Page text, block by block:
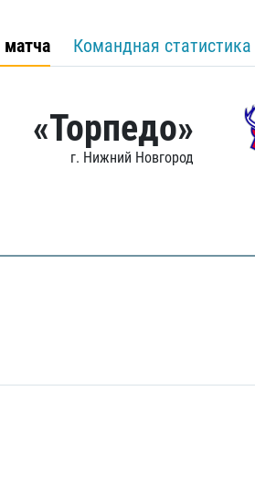
матча Командная статистика
«Торпедо»
г. Нижний Новгород